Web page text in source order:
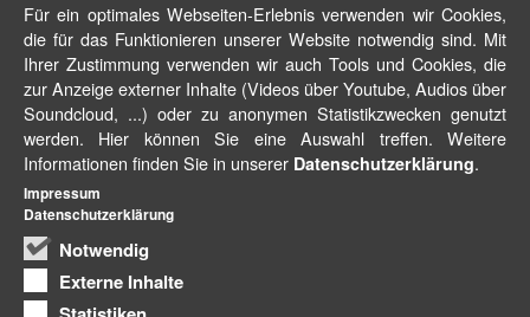
Für ein optimales Webseiten-Erlebnis verwenden wir Cookies,
die für das Funktionieren unserer Website notwendig sind. Mit
Ihrer Zustimmung verwenden wir auch Tools und Cookies, die
zur Anzeige externer Inhalte (Videos über Youtube, Audios über
Soundcloud, ...) oder zu anonymen Statistikzwecken genutzt
werden. Hier können Sie eine Auswahl treffen. Weitere
Informationen finden Sie in unserer Datenschutzerklärung.
Notwendig
Externe Inhalte
Impressum
Datenschutzerklärung